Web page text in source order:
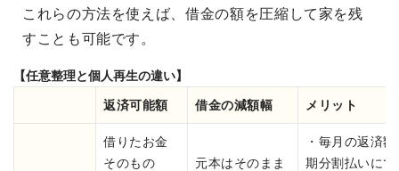
これらの方法を使えば、借金の額を圧縮して家を残
すことも可能です。
【任意整理と個人再生の違い】
返済可能額 借金の減額幅 メリット
借りたお金
そのもの
元本はそのまま
・毎月の返済
期分割払いに